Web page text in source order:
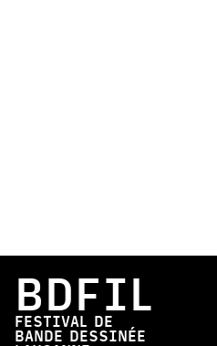
BDFIL
FESTIVAL DE
BANDE DESSINÉE